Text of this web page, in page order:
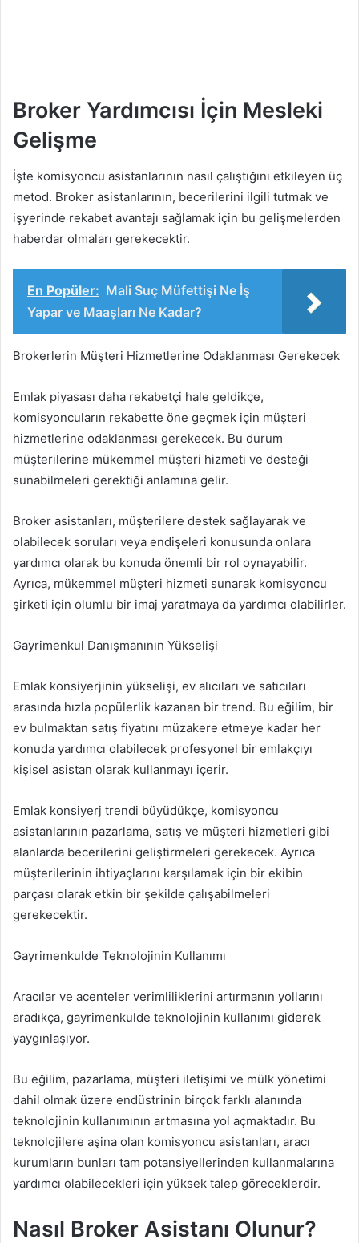
Broker Yardımcısı İçin Mesleki
Gelişme
İşte komisyoncu asistanlarının nasıl çalıştığını etkileyen üç
metod. Broker asistanlarının, becerilerini ilgili tutmak ve
işyerinde rekabet avantajı sağlamak için bu gelişmelerden
haberdar olmaları gerekecektir.
En Popüler: Mali Suç Müfettişi Ne İş
Yapar ve Maaşları Ne Kadar?
Brokerlerin Müşteri Hizmetlerine Odaklanması Gerekecek
Emlak piyasası daha rekabetçi hale geldikçe,
komisyoncuların rekabette öne geçmek için müşteri
hizmetlerine odaklanması gerekecek. Bu durum
müşterilerine mükemmel müşteri hizmeti ve desteği
sunabilmeleri gerektiği anlamına gelir.
Broker asistanları, müşterilere destek sağlayarak ve
olabilecek soruları veya endişeleri konusunda onlara
yardımcı olarak bu konuda önemli bir rol oynayabilir.
Ayrıca, mükemmel müşteri hizmeti sunarak komisyoncu
şirketi için olumlu bir imaj yaratmaya da yardımcı olabilirler.
Gayrimenkul Danışmanının Yükselişi
Emlak konsiyerjinin yükselişi, ev alıcıları ve satıcıları
arasında hızla popülerlik kazanan bir trend. Bu eğilim, bir
ev bulmaktan satış fiyatını müzakere etmeye kadar her
konuda yardımcı olabilecek profesyonel bir emlakçıyı
kişisel asistan olarak kullanmayı içerir.
Emlak konsiyerj trendi büyüdükçe, komisyoncu
asistanlarının pazarlama, satış ve müşteri hizmetleri gibi
alanlarda becerilerini geliştirmeleri gerekecek. Ayrıca
müşterilerinin ihtiyaçlarını karşılamak için bir ekibin
parçası olarak etkin bir şekilde çalışabilmeleri
gerekecektir.
Gayrimenkulde Teknolojinin Kullanımı
Aracılar ve acenteler verimliliklerini artırmanın yollarını
aradıkça, gayrimenkulde teknolojinin kullanımı giderek
yaygınlaşıyor.
Bu eğilim, pazarlama, müşteri iletişimi ve mülk yönetimi
dahil olmak üzere endüstrinin birçok farklı alanında
teknolojinin kullanımının artmasına yol açmaktadır. Bu
teknolojilere aşina olan komisyoncu asistanları, aracı
kurumların bunları tam potansiyellerinden kullanmalarına
yardımcı olabilecekleri için yüksek talep göreceklerdir.
Nasıl Broker Asistanı Olunur?